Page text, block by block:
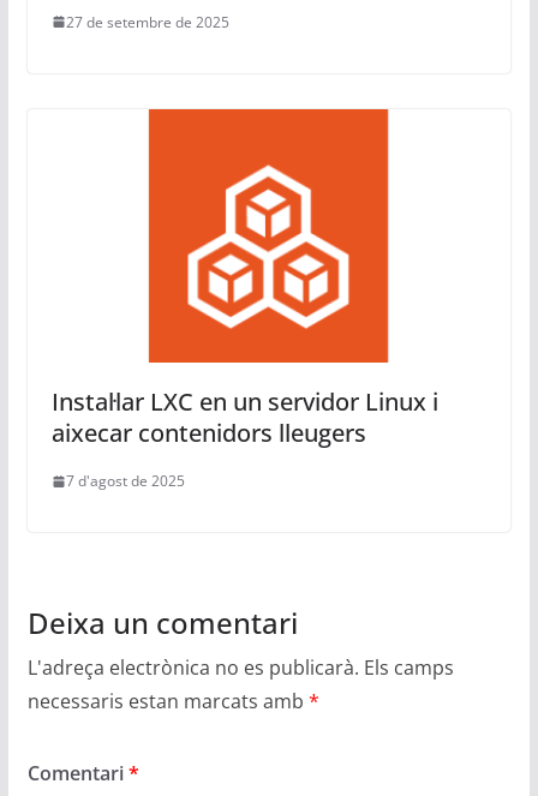
27 de setembre de 2025
Instal·lar LXC en un servidor Linux i
aixecar contenidors lleugers
7 d'agost de 2025
Deixa un comentari
L'adreça electrònica no es publicarà. Els camps
necessaris estan marcats amb *
Comentari*